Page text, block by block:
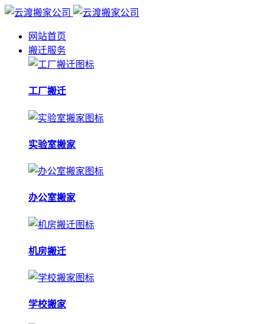
网站首页
搬迁服务
工厂搬迁
实验室搬家
办公室搬家
机房搬迁
学校搬家